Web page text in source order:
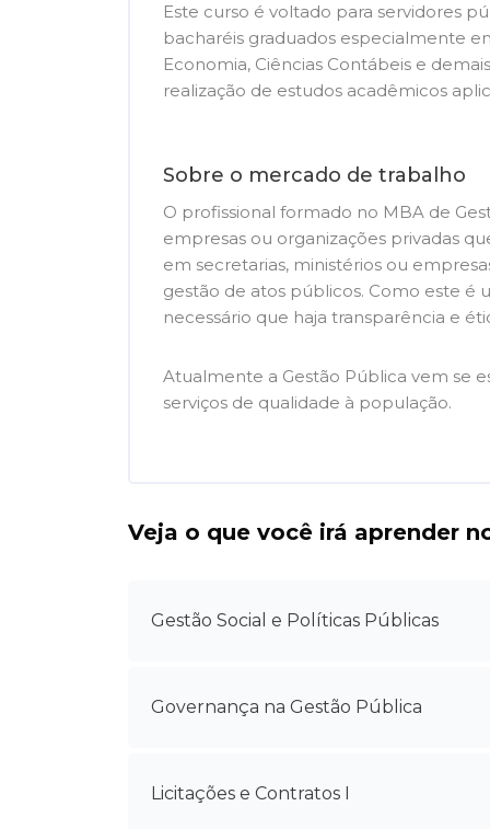
Este curso é voltado para servidores
bacharéis graduados especialmente
Economia, Ciências Contábeis e
realização de estudos acadêmicos
Sobre o mercado de trabalho
O profissional formado no MBA de
empresas ou organizações privadas
em secretarias, ministérios ou
gestão de atos públicos. Como este
necessário que haja transparência e
Atualmente a Gestão Pública vem se
serviços de qualidade à população.
Pular [Cocoon] Accordion
Veja o que você irá aprender
Gestão Social e Políticas Públicas
Governança na Gestão Pública
Licitações e Contratos I